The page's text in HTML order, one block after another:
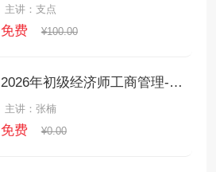
主讲：支点
免费 ¥100.00
2026年初级经济师工商管理-教材精讲课
主讲：张楠
免费 ¥0.00